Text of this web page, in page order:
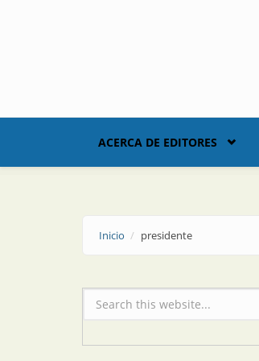
ACERCA DE EDITORES
Inicio presidente
Formulario de búsqueda